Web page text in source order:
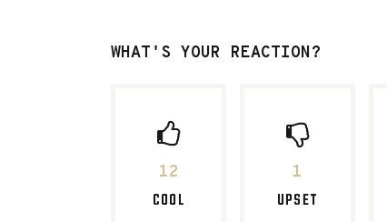
WHAT'S YOUR REACTION?
12
COOL
1
UPSET